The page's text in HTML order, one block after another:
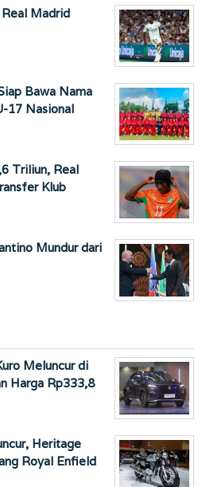
Madrid
Bawa Nama
17 Nasional
Triliun, Real
Klub
Mundur dari
Meluncur di
Harga Rp333,8
Heritage
Royal Enfield